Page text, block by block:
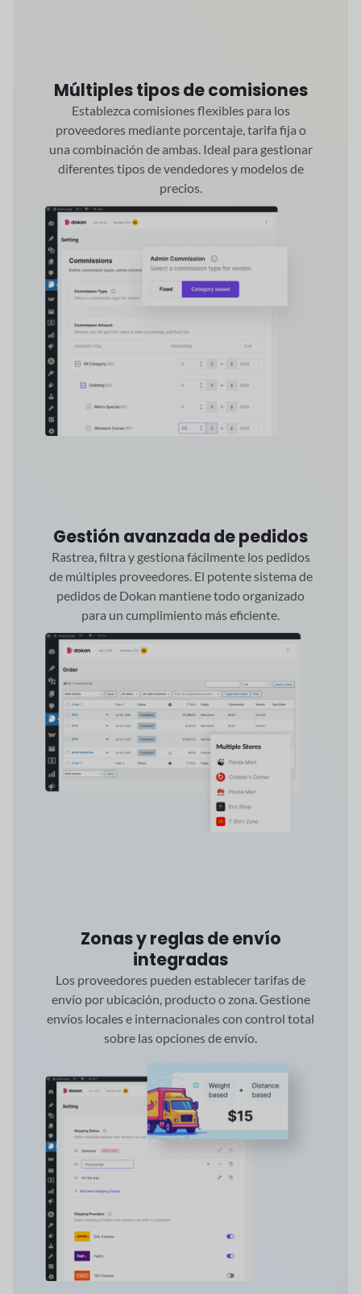
Múltiples tipos de comisiones
Establezca comisiones flexibles para los
proveedores mediante porcentaje, tarifa fija o
una combinación de ambas. Ideal para gestionar
diferentes tipos de vendedores y modelos de
precios.
Gestión avanzada de pedidos
Rastrea, filtra y gestiona fácilmente los pedidos
de múltiples proveedores. El potente sistema de
pedidos de Dokan mantiene todo organizado
para un cumplimiento más eficiente.
Zonas y reglas de envío
integradas
Los proveedores pueden establecer tarifas de
envío por ubicación, producto o zona. Gestione
envíos locales e internacionales con control total
sobre las opciones de envío.